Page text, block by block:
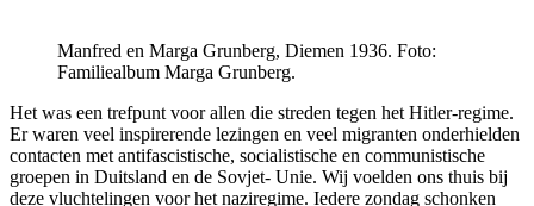
Manfred en Marga Grunberg, Diemen 1936. Foto:
Familiealbum Marga Grunberg.
Het was een trefpunt voor allen die streden tegen het Hitler-regime.
Er waren veel inspirerende lezingen en veel migranten onderhielden
contacten met antifascistische, socialistische en communistische
groepen in Duitsland en de Sovjet- Unie. Wij voelden ons thuis bij
deze vluchtelingen voor het naziregime. Iedere zondag schonken